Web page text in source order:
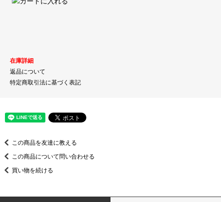
在庫詳細
返品について
特定商取引法に基づく表記
この商品を友達に教える
この商品について問い合わせる
買い物を続ける